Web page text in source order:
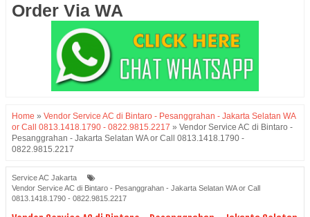
Order Via WA
Home » Vendor Service AC di Bintaro - Pesanggrahan - Jakarta Selatan WA
or Call 0813.1418.1790 - 0822.9815.2217 » Vendor Service AC di Bintaro -
Pesanggrahan - Jakarta Selatan WA or Call 0813.1418.1790 -
0822.9815.2217
Service AC Jakarta
Vendor Service AC di Bintaro - Pesanggrahan - Jakarta Selatan WA or Call
0813.1418.1790 - 0822.9815.2217